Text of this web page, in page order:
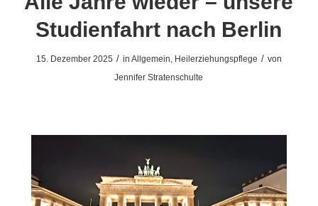
Studienfahrt nach Berlin
15. Dezember 2025 / in Allgemein, Heilerziehungspflege / von
Jennifer Stratenschulte